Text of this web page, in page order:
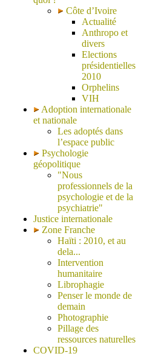
Côte d’Ivoire
Actualité
Anthropo et
divers
Elections
présidentielles
2010
Orphelins
VIH
Adoption internationale
et nationale
Les adoptés dans
l’espace public
Psychologie
géopolitique
"Nous
professionnels de la
psychologie et de la
psychiatrie"
Justice internationale
Zone Franche
Haïti : 2010, et au
dela...
Intervention
humanitaire
Librophagie
Penser le monde de
demain
Photographie
Pillage des
ressources naturelles
COVID-19